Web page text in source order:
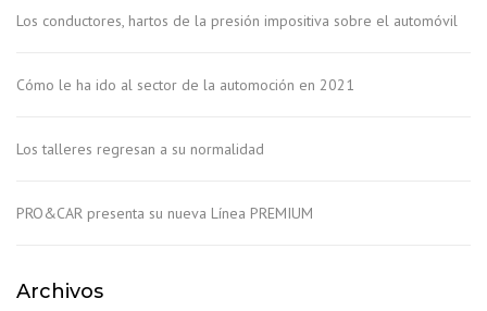
Los conductores, hartos de la presión impositiva sobre el automóvil
Cómo le ha ido al sector de la automoción en 2021
Los talleres regresan a su normalidad
PRO&CAR presenta su nueva Línea PREMIUM
Archivos